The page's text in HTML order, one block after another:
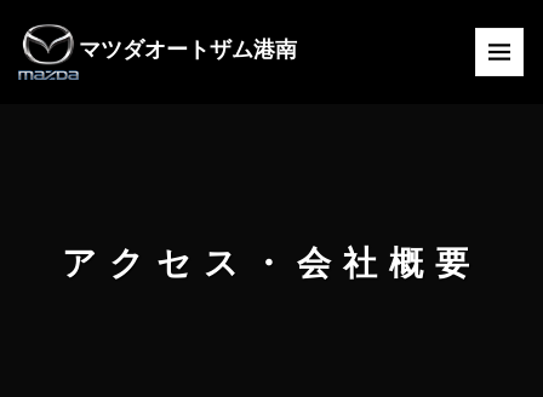
マツダオートザム港南
アクセス・会社概要